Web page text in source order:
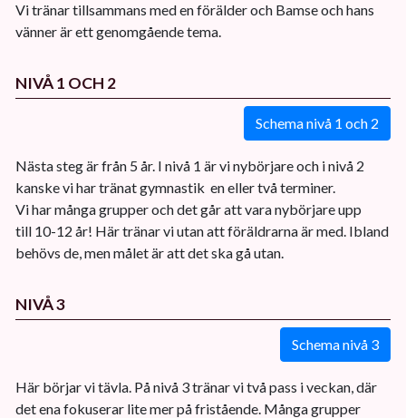
Vi tränar tillsammans med en förälder och Bamse och hans
vänner är ett genomgående tema.
NIVÅ 1 OCH 2
Schema nivå 1 och 2
Nästa steg är från 5 år. I nivå 1 är vi nybörjare och i nivå 2
kanske vi har tränat gymnastik en eller två terminer.
Vi har många grupper och det går att vara nybörjare upp
till 10-12 år! Här tränar vi utan att föräldrarna är med. Ibland
behövs de, men målet är att det ska gå utan.
NIVÅ 3
Schema nivå 3
Här börjar vi tävla. På nivå 3 tränar vi två pass i veckan, där
det ena fokuserar lite mer på fristående. Många grupper